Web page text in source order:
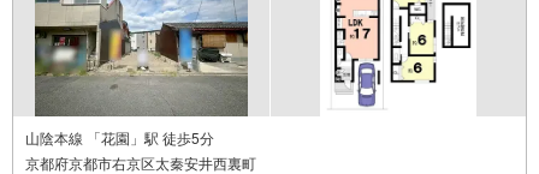
山陰本線 「花園」駅 徒歩5分
京都府京都市右京区太秦安井西裏町